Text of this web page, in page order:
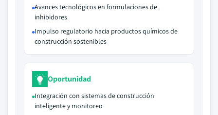
Avances tecnológicos en formulaciones de
inhibidores
Impulso regulatorio hacia productos químicos de
construcción sostenibles
Oportunidad
Integración con sistemas de construcción
inteligente y monitoreo